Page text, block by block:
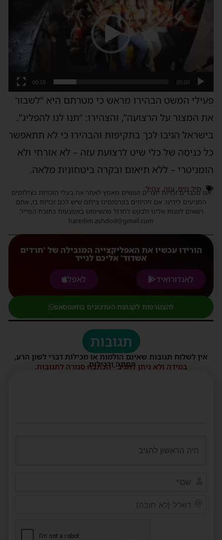
00:00
00:16
פעילי המשט הבהירו מראש כי מטרתם היא “לשבור
את המצור על הרצועה”, והצהירו: “תנו לנו להפליג”.
בישראל הגיבו לכך בתקיפות והבהירו כי לא תתאפשר
כל כניסה של כלי שיט לרצועת עזה – לא אזרחי ולא
הומניטרי – ללא תיאום ובקרה ביטחונית מלאה.
חיל הים,עזה, צה״ל
אנו מכבדים זכויות יוצרים ועושים מאמץ לאתר את בעלי הזכויות בצילומים
המגיעים לידינו. אם זיהיתים בפרסומינו צילום שיש לכם זכויות בו, אתם
רשאים לפנות אלינו ולבקש לחדול מהשימוש באמצעות כתובת המייל:
haredim.ashdod@gmail.com
הורידו עכשיו את האפליקצייה המובילה של 'חרדים
אשדוד' אליכם לנייד
לאנדורואיד
לאפל
להצטרפות לקבוצת העדכונים בוואטסאפ
תגובות
אין לשלוח תגובות שאינם הולמות או מכילות דברי לשון הרע,
הסתה ורכילות.
במידה ולא ניתן להגיב - הכתבה סגורה לתגובות.